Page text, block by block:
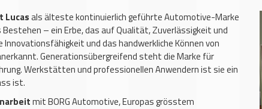
Lucasals älteste kontinuierlich geführte Automotive-Marke
– ein Erbe, das auf Qualität, Zuverlässigkeit und
und das handwerkliche Können von
Generationsübergreifend steht die Marke für
Werkstätten und professionellen Anwendern ist sie ein
ist.
mit BORG Automotive, Europas grösstem